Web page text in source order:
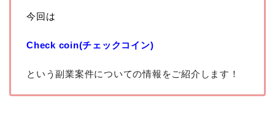
今回は
Check coin(チェックコイン)
という副業案件についての情報をご紹介します！